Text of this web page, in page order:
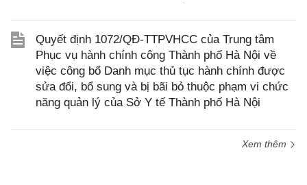
Quyết định 1072/QĐ-TTPVHCC của Trung tâm
Phục vụ hành chính công Thành phố Hà Nội về
việc công bố Danh mục thủ tục hành chính được
sửa đổi, bổ sung và bị bãi bỏ thuộc phạm vi chức
năng quản lý của Sở Y tế Thành phố Hà Nội
Xem thêm